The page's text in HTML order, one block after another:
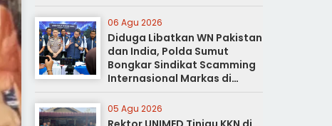
06 Agu 2026
Diduga Libatkan WN Pakistan
dan India, Polda Sumut
Bongkar Sindikat Scamming
Internasional Markas di
Apartemen Podomoro
05 Agu 2026